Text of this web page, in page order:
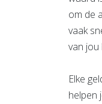
om de
vaak
van
Elke
helpen